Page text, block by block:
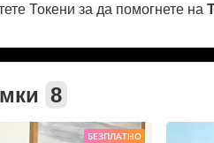
Токени за да помогнете на
8
БЕЗПЛАТНО